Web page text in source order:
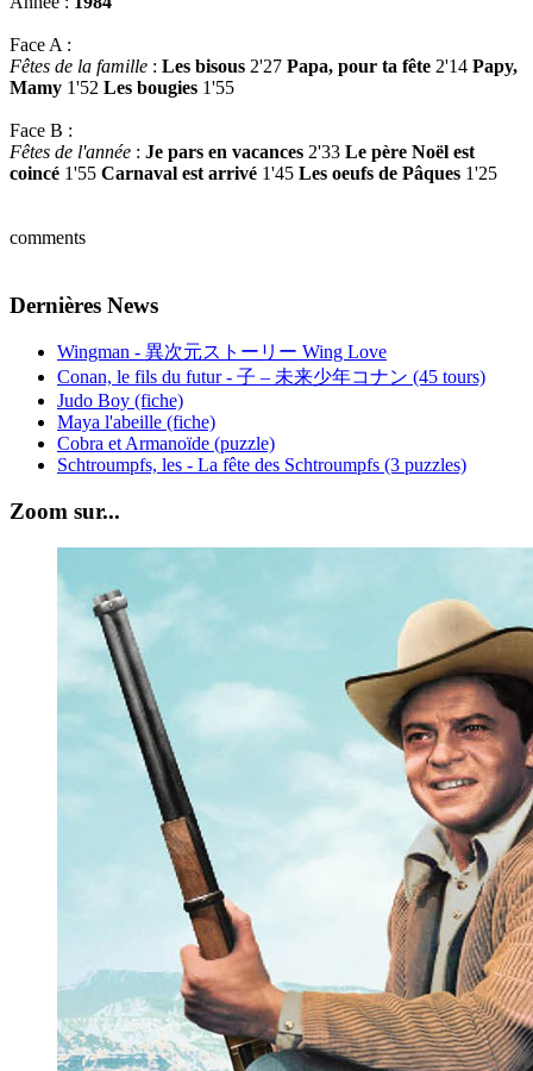
Face A :
Fêtes de la famille : Les bisous 2'27 Papa, pour ta fête 2'14 Papy,
Mamy 1'52 Les bougies 1'55
Face B :
Fêtes de l'année : Je pars en vacances 2'33 Le père Noël est
coincé 1'55 Carnaval est arrivé 1'45 Les oeufs de Pâques 1'25
comments
Dernières News
Wingman - 異次元ストーリー Wing Love
Conan, le fils du futur - 子 – 未来少年コナン (45 tours)
Judo Boy (fiche)
Maya l'abeille (fiche)
Cobra et Armanoïde (puzzle)
Schtroumpfs, les - La fête des Schtroumpfs (3 puzzles)
Zoom sur...